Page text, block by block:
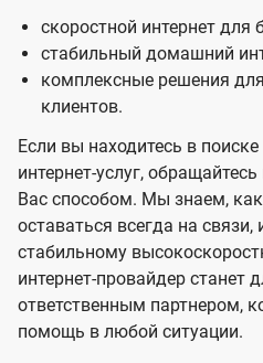
скоростной интернет для
стабильный домашний
комплексные решения
клиентов.
Если вы находитесь в
интернет-услуг,
Вас способом. Мы знаем,
оставаться всегда на связи,
стабильному
интернет-провайдер станет
ответственным партнером,
помощь в любой ситуации.